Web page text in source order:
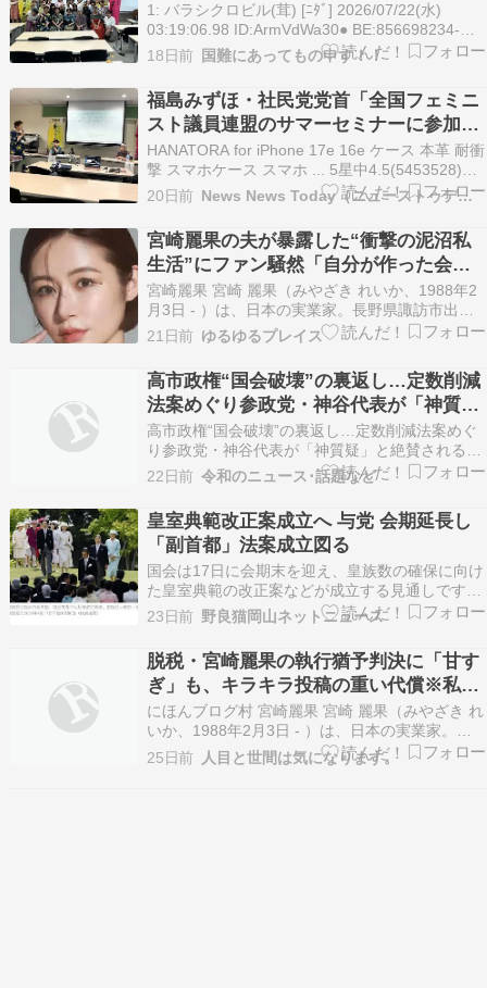
1: バラシクロビル(茸) [ﾆﾀﾞ] 2026/07/22(水)
03:19:06.98 ID:ArmVdWa30● BE:856698234-
2BP(2004) 福島みずほ参議院議
員...@mizuhofukushima フェミニスト議員連盟の
サマーセミナーで、女性の貧困・…
18日前 国難にあってもの申す！！
福島みずほ・社民党党首「全国フェミニ
スト議員連盟のサマーセミナーに参加
し、遠藤良子さん、大嶽貴恵さんの話を
聞いています」
HANATORA for iPhone 17e 16e ケース 本革 耐衝
撃 スマホケース スマホ ... 5星中4.5(5453528)
￥4,330 (2026年7月19日 23:38 GMT +09:00 時
点 - 詳細はこちら価格および発送可能時期は表示
された日付/時刻…
20日前 News News Today（ニューストゥデイ）
宮崎麗果の夫が暴露した“衝撃の泥沼私
生活”にファン騒然「自分が作った会社
をクビに」
宮崎麗果 宮崎 麗果（みやざき れいか、1988年2
月3日 - ）は、日本の実業家。長野県諏訪市出
生、東京都世田谷区出身。3度の結婚歴があり、
実子は5人。父親は政治家（元参議院議員）の白
眞勲。両親は離婚しており、"宮崎"は母親の姓で
ある。 母親が里帰り出産をしたことにより長野
県…
21日前 ゆるゆるプレイス
高市政権“国会破壊”の裏返し…定数削減
法案めぐり参政党・神谷代表が「神質
疑」と絶賛される世も末
高市政権“国会破壊”の裏返し…定数削減法案めぐ
り参政党・神谷代表が「神質疑」と絶賛される世
も末 - 日刊ゲンダイDIGITAL 高市政権“国会破
壊”の裏返し…定数削減法案めぐり参政党・神谷
代表が「神質疑」と絶賛される世も末 日刊ゲンダ
イDIGITAL （出典：日刊ゲンダイDIG…
22日前 令和のニュース･話題など
皇室典範改正案成立へ 与党 会期延長し
「副首都」法案成立図る
国会は17日に会期末を迎え、皇族数の確保に向け
た皇室典範の改正案などが成立する見通しです。
与党は、会期を延長し「副首都」構想の関連法案
など残された法案の確実な成立を図る方針です。
国会では、会期末の17日、午前の参議院本会議で
皇族数の確保に向けた皇室典範改正案の採決が行
われます。改…
23日前 野良猫岡山ネットニュース
脱税・宮崎麗果の執行猶予判決に「甘す
ぎ」も、キラキラ投稿の重い代償※私の
本音
にほんブログ村 宮崎麗果 宮崎 麗果（みやざき れ
いか、1988年2月3日 - ）は、日本の実業家。長
野県諏訪市出生、東京都世田谷区出身。3度の結
婚歴があり、実子は5人。父親は政治家（元参議
25日前 人目と世間は気になります。